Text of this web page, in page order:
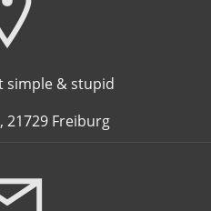
simple & stupid
21729 Freiburg